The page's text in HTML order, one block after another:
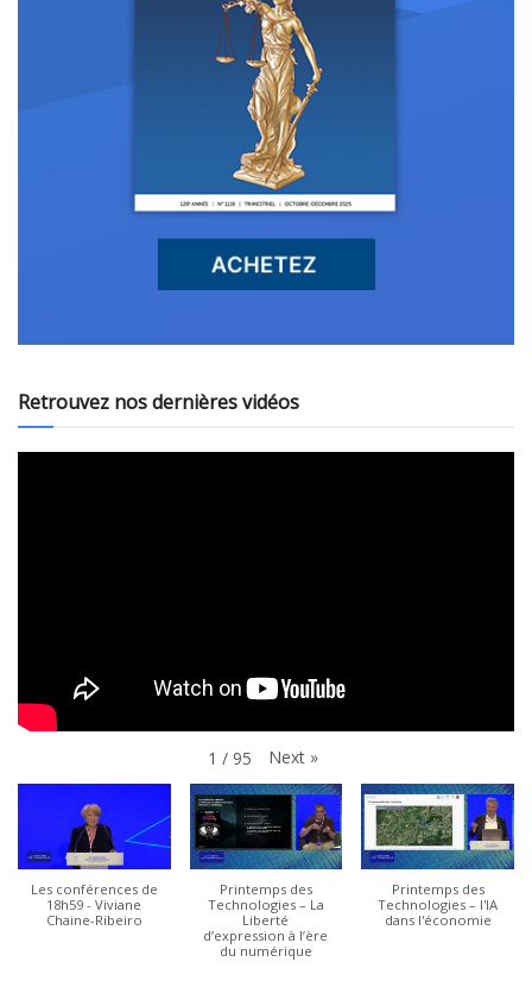
Retrouvez nos dernières vidéos
1 / 95 Next »
Les conférences de
18h59 - Viviane
Chaine-Ribeiro
Printemps des
Technologies – La
Liberté
d’expression à l’ère
du numérique
Printemps des
Technologies – l'IA
dans l'économie